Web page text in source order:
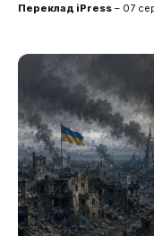
Переклад iPress – 07